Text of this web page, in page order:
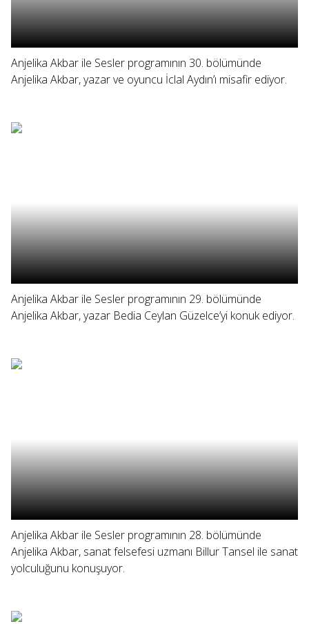
Anjelika Akbar ile Sesler programının 30. bölümünde
Anjelika Akbar, yazar ve oyuncu İclal Aydın’ı misafir ediyor.
Anjelika Akbar ile Sesler programının 29. bölümünde
Anjelika Akbar, yazar Bedia Ceylan Güzelce’yi konuk ediyor.
Anjelika Akbar ile Sesler programının 28. bölümünde
Anjelika Akbar, sanat felsefesi uzmanı Billur Tansel ile sanat
yolculuğunu konuşuyor.